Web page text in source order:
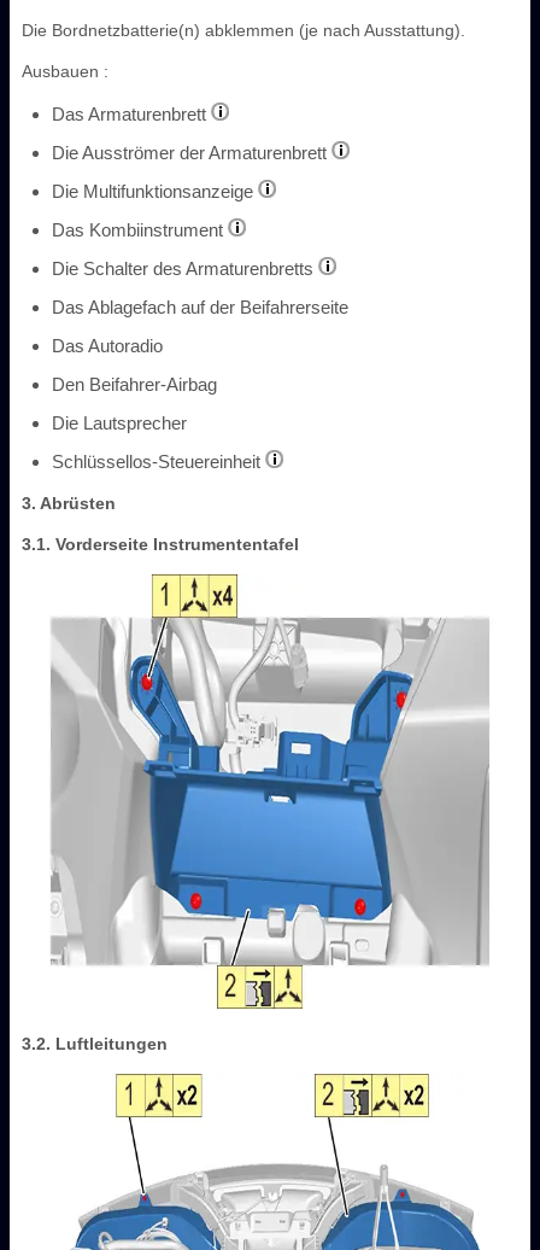
Die Bordnetzbatterie(n) abklemmen (je nach Ausstattung).
Ausbauen :
Das Armaturenbrett
Die Ausströmer der Armaturenbrett
Die Multifunktionsanzeige
Das Kombiinstrument
Die Schalter des Armaturenbretts
Das Ablagefach auf der Beifahrerseite
Das Autoradio
Den Beifahrer-Airbag
Die Lautsprecher
Schlüssellos-Steuereinheit
3. Abrüsten
3.1. Vorderseite Instrumententafel
3.2. Luftleitungen